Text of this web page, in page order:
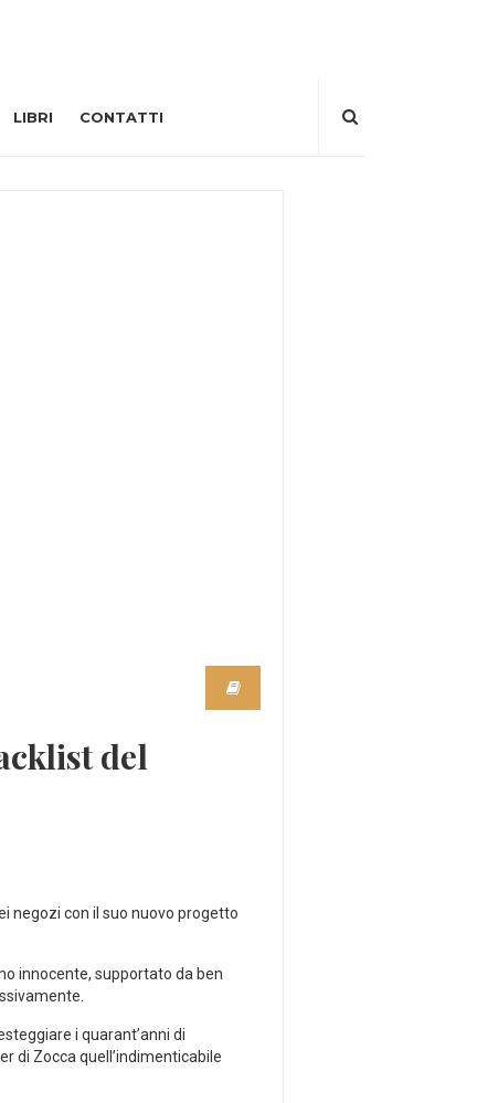
LIBRI CONTATTI
del
negozi con il suo nuovo progetto
innocente, supportato da ben
i quarant’anni di
di Zocca quell’indimenticabile